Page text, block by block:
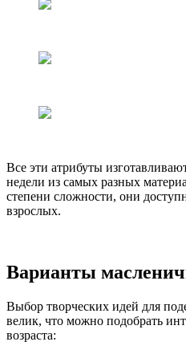
Все эти атрибуты
недели из самых разных
степени сложности, они
взрослых.
Варианты
Выбор творческих идей для
велик, что можно подобрать
возраста: